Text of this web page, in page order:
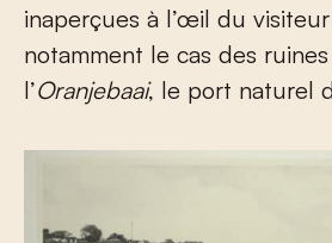
inaperçues à l’œil du
notamment le cas des
l’Oranjebaai, le port naturel